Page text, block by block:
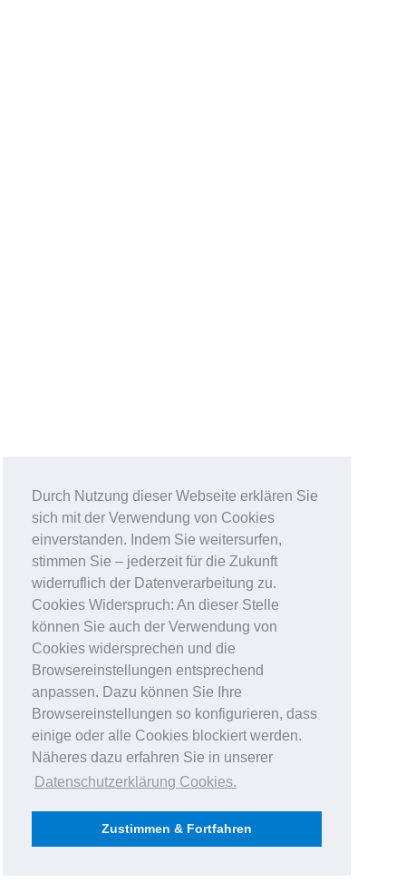
Durch Nutzung dieser Webseite erklären Sie
sich mit der Verwendung von Cookies
einverstanden. Indem Sie weitersurfen,
stimmen Sie – jederzeit für die Zukunft
widerruflich der Datenverarbeitung zu.
Cookies Widerspruch: An dieser Stelle
können Sie auch der Verwendung von
Cookies widersprechen und die
Browsereinstellungen entsprechend
anpassen. Dazu können Sie Ihre
Browsereinstellungen so konfigurieren, dass
einige oder alle Cookies blockiert werden.
Näheres dazu erfahren Sie in unserer
Datenschutzerklärung Cookies.
Zustimmen & Fortfahren